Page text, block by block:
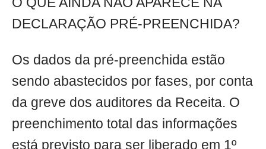
DECLARAÇÃO PRÉ-PREENCHIDA?
Os dados da pré-preenchida estão
sendo abastecidos por fases, por conta
da greve dos auditores da Receita. O
preenchimento total das informações
está previsto para ser liberado em 1º